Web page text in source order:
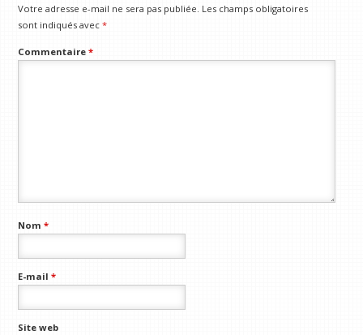
Votre adresse e-mail ne sera pas publiée. Les champs obligatoires
sont indiqués avec*
Commentaire*
Nom*
E-mail*
Site web